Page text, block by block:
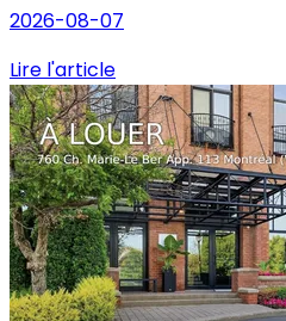
2026-08-07
Lire l'article